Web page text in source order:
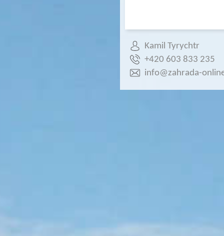
Kamil Tyrychtr
+420 603 833 235
info@zahrada-